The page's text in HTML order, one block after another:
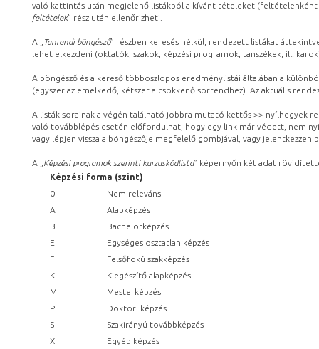
való kattintás után megjelenő listákból a kívánt tételeket (feltételenként
feltételek” rész után ellenőrizheti.
A „ Tanrendi böngésző” részben keresés nélkül, rendezett listákat
lehet elkezdeni (oktatók, szakok, képzési programok, tanszékek, ill.
A böngésző és a kereső többoszlopos eredménylistái általában a
(egyszer az emelkedő, kétszer a csökkenő sorrendhez). Az aktuális
A listák sorainak a végén található jobbra mutató kettős >> nyílhegyek
való továbblépés esetén előfordulhat, hogy egy link már védett, nem
vagy lépjen vissza a böngészője megfelelő gombjával, vagy
A „ Képzési programok szerinti kurzuskódlista” képernyőn két adat
Képzési forma (szint)
0
Nem releváns
A
Alapképzés
B
Bachelorképzés
E
Egységes osztatlan képzés
F
Felsőfokú szakképzés
K
Kiegészítő alapképzés
M
Mesterképzés
P
Doktori képzés
S
Szakirányú továbbképzés
X
Egyéb képzés